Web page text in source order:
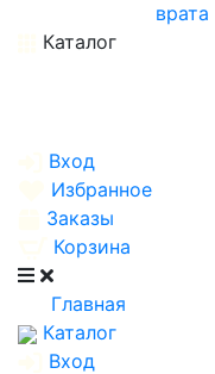
врата
Каталог
Вход
Избранное
Заказы
Корзина
Главная
Каталог
Вход